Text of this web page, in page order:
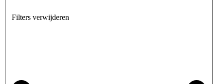
Filters verwijderen